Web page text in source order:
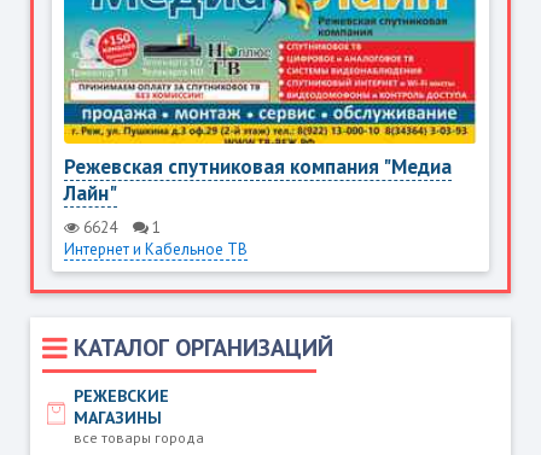
Режевская спутниковая компания "Медиа
Лайн"
6624
1
Интернет и Кабельное ТВ
КАТАЛОГ ОРГАНИЗАЦИЙ
РЕЖЕВСКИЕ
МАГАЗИНЫ
все товары города